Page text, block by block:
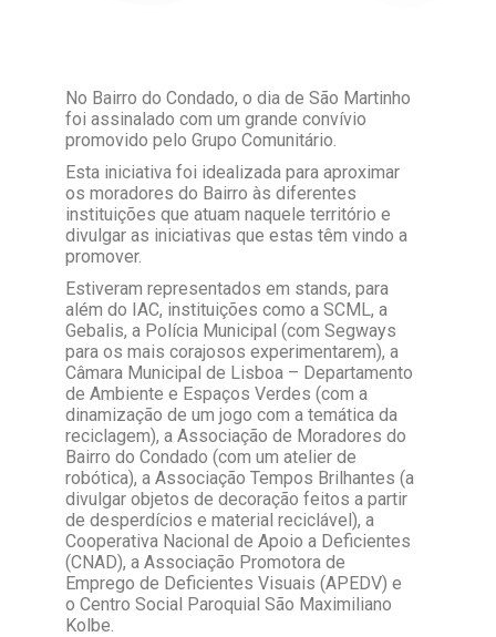
No Bairro do Condado, o dia de São Martinho
foi assinalado com um grande convívio
promovido pelo Grupo Comunitário.
Esta iniciativa foi idealizada para aproximar
os moradores do Bairro às diferentes
instituições que atuam naquele território e
divulgar as iniciativas que estas têm vindo a
promover.
Estiveram representados em stands, para
além do IAC, instituições como a SCML, a
Gebalis, a Polícia Municipal (com Segways
para os mais corajosos experimentarem), a
Câmara Municipal de Lisboa – Departamento
de Ambiente e Espaços Verdes (com a
dinamização de um jogo com a temática da
reciclagem), a Associação de Moradores do
Bairro do Condado (com um atelier de
robótica), a Associação Tempos Brilhantes (a
divulgar objetos de decoração feitos a partir
de desperdícios e material reciclável), a
Cooperativa Nacional de Apoio a Deficientes
(CNAD), a Associação Promotora de
Emprego de Deficientes Visuais (APEDV) e
o Centro Social Paroquial São Maximiliano
Kolbe.